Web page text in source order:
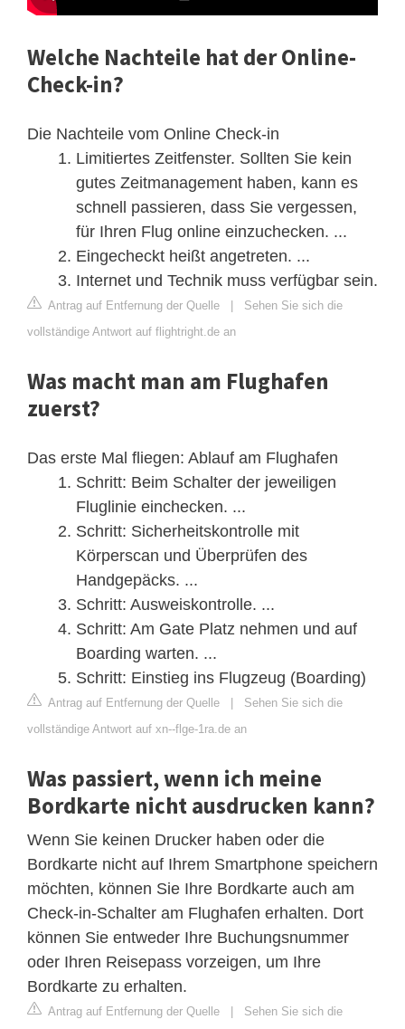
Welche Nachteile hat der Online-
Check-in?
Die Nachteile vom Online Check-in
Limitiertes Zeitfenster. Sollten Sie kein
gutes Zeitmanagement haben, kann es
schnell passieren, dass Sie vergessen,
für Ihren Flug online einzuchecken. ...
Eingecheckt heißt angetreten. ...
Internet und Technik muss verfügbar sein.
Antrag auf Entfernung der Quelle | Sehen Sie sich die
vollständige Antwort auf flightright.de an
Was macht man am Flughafen
zuerst?
Das erste Mal fliegen: Ablauf am Flughafen
Schritt: Beim Schalter der jeweiligen
Fluglinie einchecken. ...
Schritt: Sicherheitskontrolle mit
Körperscan und Überprüfen des
Handgepäcks. ...
Schritt: Ausweiskontrolle. ...
Schritt: Am Gate Platz nehmen und auf
Boarding warten. ...
Schritt: Einstieg ins Flugzeug (Boarding)
Antrag auf Entfernung der Quelle | Sehen Sie sich die
vollständige Antwort auf xn--flge-1ra.de an
Was passiert, wenn ich meine
Bordkarte nicht ausdrucken kann?
Wenn Sie keinen Drucker haben oder die
Bordkarte nicht auf Ihrem Smartphone speichern
möchten, können Sie Ihre Bordkarte auch am
Check-in-Schalter am Flughafen erhalten. Dort
können Sie entweder Ihre Buchungsnummer
oder Ihren Reisepass vorzeigen, um Ihre
Bordkarte zu erhalten.
Antrag auf Entfernung der Quelle | Sehen Sie sich die